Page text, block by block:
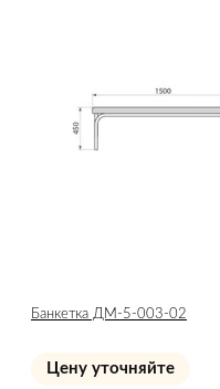
Банкетка ДМ-5-003-02
Цену уточняйте